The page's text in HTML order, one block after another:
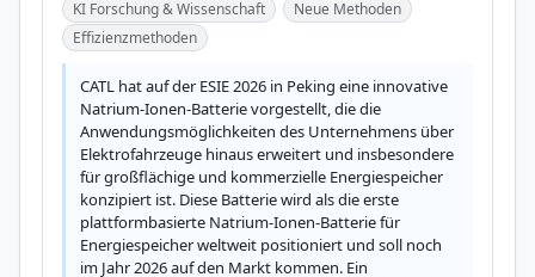
KI Forschung & Wissenschaft
Neue Methoden
Effizienzmethoden
CATL hat auf der ESIE 2026 in Peking eine innovative
Natrium-Ionen-Batterie vorgestellt, die die
Anwendungsmöglichkeiten des Unternehmens über
Elektrofahrzeuge hinaus erweitert und insbesondere
für großflächige und kommerzielle Energiespeicher
konzipiert ist. Diese Batterie wird als die erste
plattformbasierte Natrium-Ionen-Batterie für
Energiespeicher weltweit positioniert und soll noch
im Jahr 2026 auf den Markt kommen. Ein